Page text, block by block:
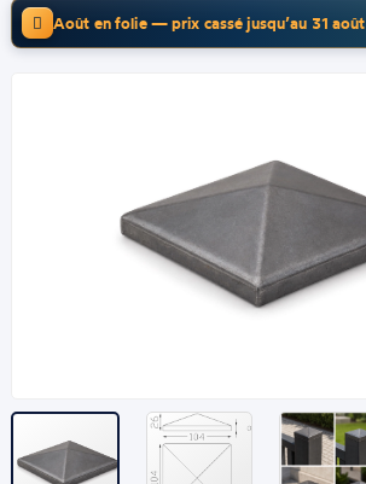
Août en folie — prix cassé jusqu’au 31 août